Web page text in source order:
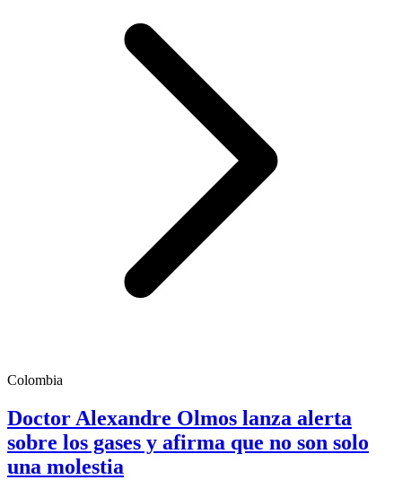
Colombia
Doctor Alexandre Olmos lanza alerta
sobre los gases y afirma que no son solo
una molestia